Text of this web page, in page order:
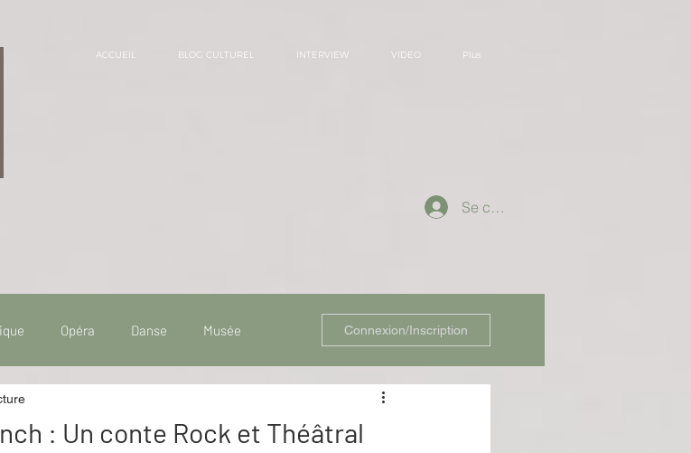
ACCUEIL BLOG CULTUREL INTERVIEW VIDEO Plus
Se connecter
Opéra Danse Musée
- Restaurant
Connexion/Inscription
: Un conte Rock et Théâtral